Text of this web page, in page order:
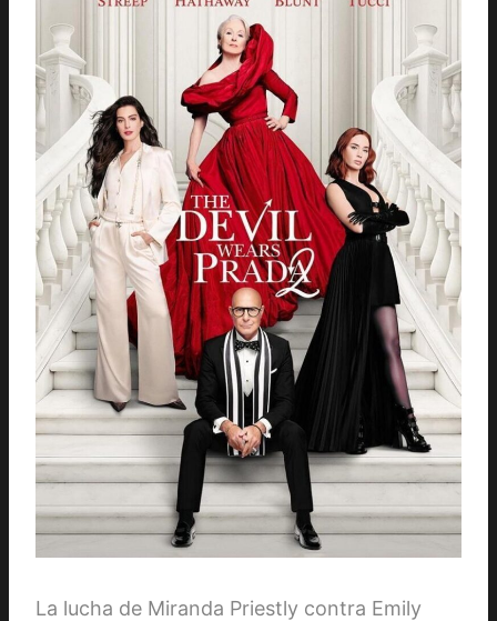
La lucha de Miranda Priestly contra Emily